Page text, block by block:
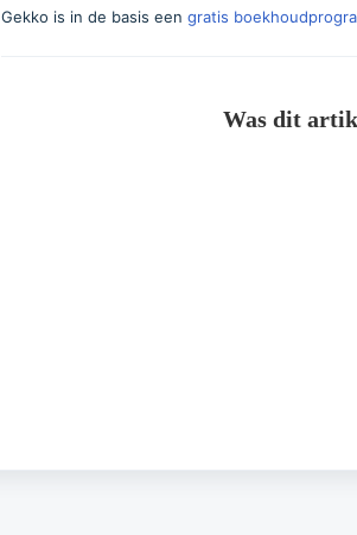
Gekko is in de basis een gratis
Was dit